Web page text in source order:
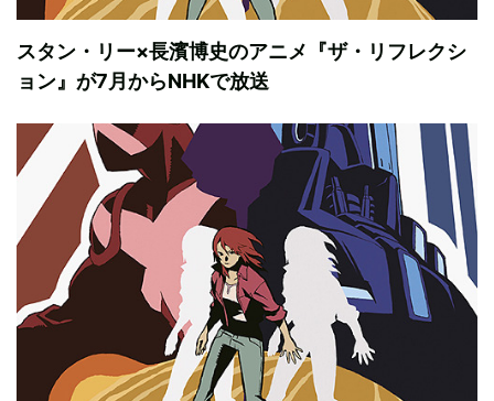
スタン・リー×長濱博史のアニメ『ザ・リフレクシ
ョン』が7月からNHKで放送